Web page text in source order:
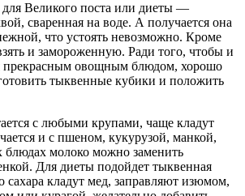
Великого поста или диеты —
сваренная на воде. А получается она
что устоять невозможно. Кроме
и замороженную. Ради того, чтобы и
прекрасным овощным блюдом, хорошо
тыквенные кубики и положить
с любыми крупами, чаще кладут
и с пшеном, кукурузой, манкой,
блюдах молоко можно заменить
Для диеты подойдет тыквенная
сахара кладут мед, заправляют изюмом,